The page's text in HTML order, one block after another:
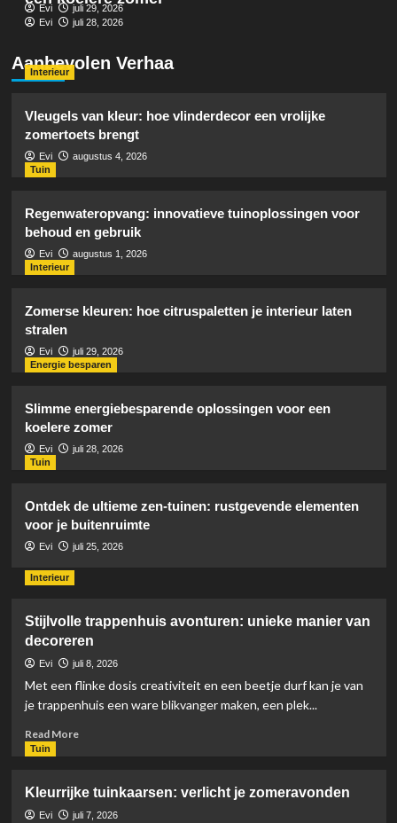
Evi juli 29, 2026
Evi juli 28, 2026
Aanbevolen Verhaa
Interieur
Vleugels van kleur: hoe vlinderdecor een vrolijke
zomertoets brengt
Evi
augustus 4, 2026
Tuin
Regenwateropvang: innovatieve tuinoplossingen voor
behoud en gebruik
Evi
augustus 1, 2026
Interieur
Zomerse kleuren: hoe citruspaletten je interieur laten
stralen
Evi
juli 29, 2026
Energie besparen
Slimme energiebesparende oplossingen voor een
koelere zomer
Evi
juli 28, 2026
Tuin
Ontdek de ultieme zen-tuinen: rustgevende elementen
voor je buitenruimte
Evi juli 25, 2026
Interieur
Stijlvolle trappenhuis avonturen: unieke manier van
decoreren
Evi juli 8, 2026
Met een flinke dosis creativiteit en een beetje durf kan je van
je trappenhuis een ware blikvanger maken, een plek...
Read MoreRead
trappenhuis
avonturen:
Tuin
Kleurrijke tuinkaarsen: verlicht je zomeravonden
Evi juli 7, 2026